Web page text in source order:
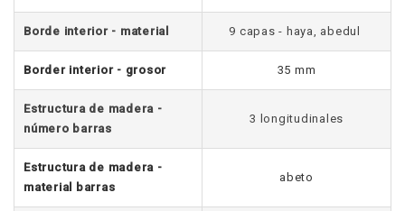
Borde interior - material 9 capas - haya, abedul
Border interior - grosor 35 mm
Estructura de madera -
número barras
3 longitudinales
Estructura de madera -
material barras
abeto